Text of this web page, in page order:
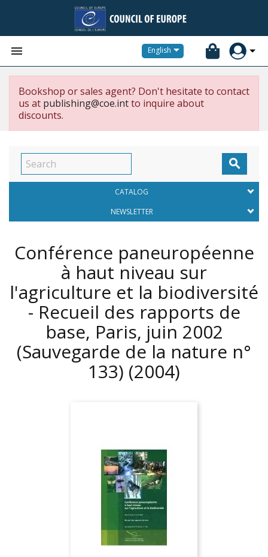
 English
Bookshop or sales agent? Don't hesitate to contact
us at publishing@coe.intto inquire about
discounts.

CATALOG
NEWSLETTER
Conférence paneuropéenne
à haut niveau sur
l'agriculture et la biodiversité
- Recueil des rapports de
base, Paris, juin 2002
(Sauvegarde de la nature n°
133) (2004)